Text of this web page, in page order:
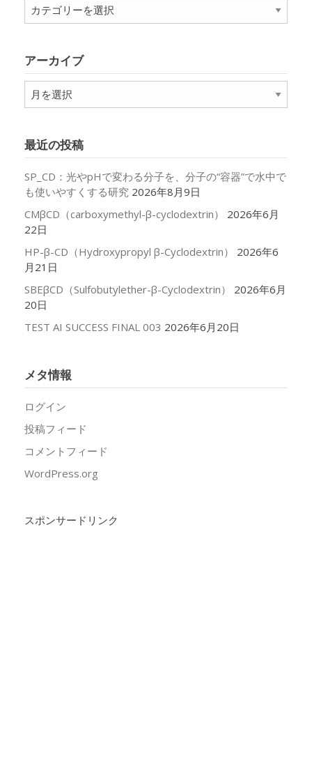
テ
ー
アーカイブ
ア
ー
ブ
最近の投稿
SP_CD：光やpHで変わる分子を、分子の“容器”で水中で
も使いやすくする研究 2026年8月9日
CMβCD（carboxymethyl-β-cyclodextrin）
2026年6月
22日
HP-β-CD（Hydroxypropyl β-Cyclodextrin）
2026年6
月21日
SBEβCD（Sulfobutylether-β-Cyclodextrin）
2026年6月
20日
TEST AI SUCCESS FINAL 003 2026年6月20日
メタ情報
ログイン
投稿フィード
コメントフィード
WordPress.org
スポンサードリンク